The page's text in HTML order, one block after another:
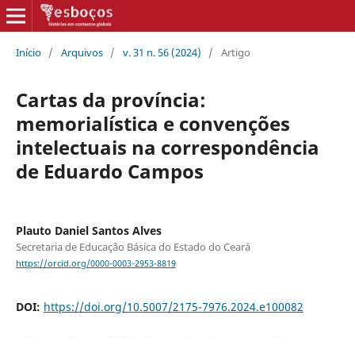
Início / Arquivos / v. 31 n. 56 (2024) / Artigo
Cartas da província:
memorialística e convenções
intelectuais na correspondência
de Eduardo Campos
Plauto Daniel Santos Alves
Secretaria de Educação Básica do Estado do Ceará
https://orcid.org/0000-0003-2953-8819
DOI: https://doi.org/10.5007/2175-7976.2024.e100082